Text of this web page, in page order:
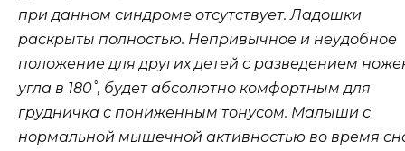
при данном синдроме отсутствует. Ладошки
раскрыты полностью. Непривычное и неудобное
положение для других детей с разведением
угла в 180˚, будет абсолютно комфортным для
грудничка с пониженным тонусом. Малыши с
нормальной мышечной активностью во время